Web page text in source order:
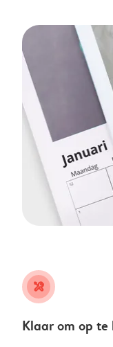
tools
Klaar om op te